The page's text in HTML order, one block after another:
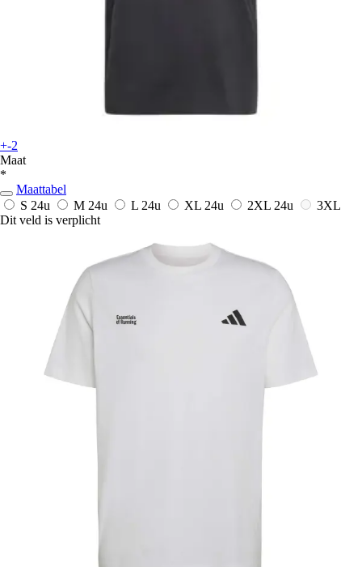
+-2
Maat
*
Maattabel
S 24u M 24u L 24u XL 24u 2XL 24u
3XL
Dit veld is verplicht